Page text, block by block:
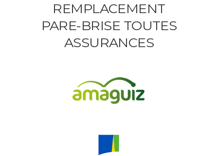
REMPLACEMENT
PARE-BRISE TOUTES
ASSURANCES